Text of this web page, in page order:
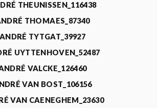
THEUNISSEN_116438
THOMAES_87340
ANDRÉ TYTGAT_39927
UYTTENHOVEN_52487
VALCKE_126460
VAN BOST_106156
VAN CAENEGHEM_23630